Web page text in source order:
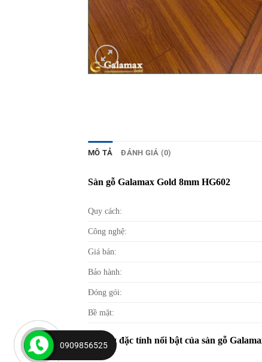
MÔ TẢ ĐÁNH GIÁ (0)
Sàn gỗ Galamax Gold 8mm HG602
Quy cách:
Công nghệ:
Giá bán:
Bảo hành:
Đóng gói:
Bề mặt:
Những đặc tính nổi bật của sàn gỗ
0909856525